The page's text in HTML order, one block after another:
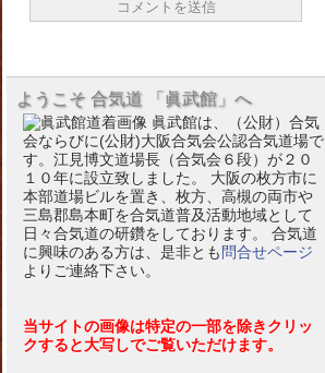
ようこそ 合気道 「眞武館」へ
眞武館は、（公財）合気
会ならびに(公財)大阪合気会公認合気道場で
す。江見博文道場長（合気会６段）が２０
１０年に設立致しました。 大阪の枚方市に
本部道場ビルを置き、枚方、高槻の両市や
三島郡島本町を合気道普及活動地域として
日々合気道の研鑽をしております。 合気道
に興味のある方は、是非とも 問合せページ
よりご連絡下さい。
当サイトの画像は特定の一部を除きクリッ
クすると大写しでご覧いただけます。